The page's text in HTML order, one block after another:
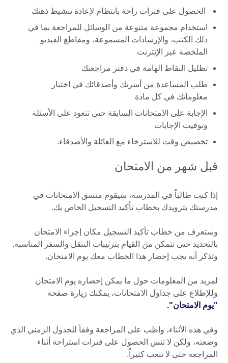
الحصول على فترات راحة بانتظام لإعادة تنشيط ذهنك
استخدام مجموعة متنوعة من الوسائل للمراجعة بما في
ذلك الكتب، والإرشادات المسموعة، ومقاطع الفيديو
الملخصة عبر الإنترنت
تظليل النقاط الهامة في دفتر مراجعتك
طلب المساعدة من أسرتك وأصدقائك في اختبار
معلوماتك في كل مادة
الإجابة على الامتحانات السابقة حتى تتعود على الأسئلة
وتوقيت الإجابات
تخصيص وقت للاسترخاء مع العائلة والأصدقاء.
قبل شهر من الامتحان
إذا كنت طالباً في المدرسة، سيقوم منسق الامتحانات في
مدرستك بتزويدك بخطاب تأكيد التسجيل الخاص بك.
وستعرف من خطاب تأكيد التسجيل مكان إجراء الامتحان
بالتحديد حتى تتمكن من القيام بترتيبات التنقل والسفر المناسبة.
وتذكر أنه يجب إحضار هذا الخطاب معك يوم الامتحان.
لمزيد من المعلومات حول ما يمكن إحضاره يوم الامتحان
وللإطلاع على جداول الامتحانات، يمكنك زيارة صفحة
"يوم الامتحان".
وفي هذه الأثناء، واظب على المراجعة وفقاً للجدول الزمني الذي
وضعته، ولكن لا تنس الحصول على فترات استراحة أثناء
المراجعة حتى لا تتعب كثيراً.